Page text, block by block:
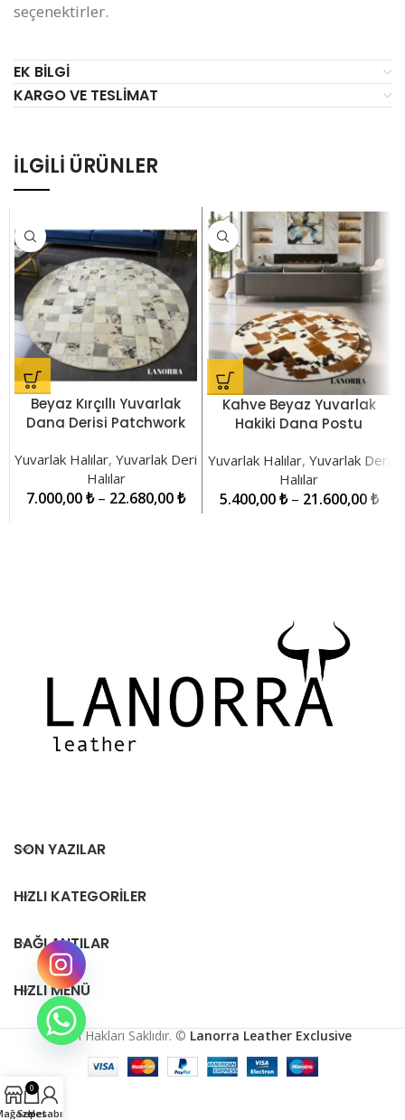
seçenektirler.
EK BILGI
KARGO VE TESLIMAT
İLGILI ÜRÜNLER
Beyaz Kırçıllı Yuvarlak
Dana Derisi Patchwork
Yuvarlak Halılar, Yuvarlak Deri
Halılar
7.000,00₺ – 22.680,00₺
Kahve Beyaz Yuvarlak
Hakiki Dana Postu
LNRYH001336
Yuvarlak Halılar, Yuvarlak Deri
Halılar
5.400,00₺ – 21.600,00₺
SON YAZILAR
HIZLI KATEGORILER
BAĞLANTILAR
HIZLI MENÜ
Tüm Hakları Saklıdır. © Lanorra Leather Exclusive
0
Sepet
Hesabım